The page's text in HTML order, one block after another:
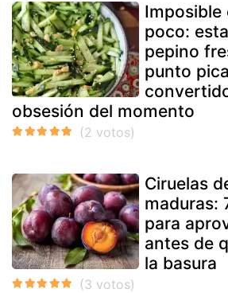
Imposible
poco:
pepino
punto
obsesión del momento
Ciruelas
maduras:
para
antes de
la basura